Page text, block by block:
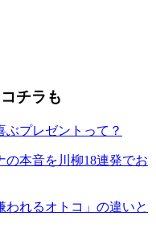
チラも
ぶプレゼントって？
の本音を川柳18連発でお
れるオトコ」の違いと